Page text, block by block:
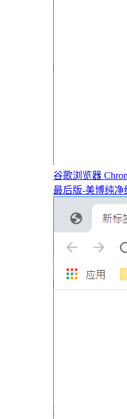
谷歌浏览器
最后版-美博纯净